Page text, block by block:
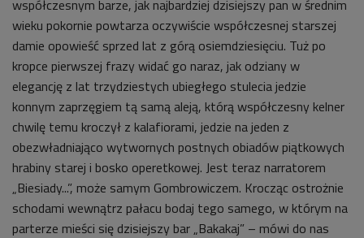
współczesnym barze, jak najbardziej dzisiejszy pan w średnim
wieku pokornie powtarza oczywiście współczesnej starszej
damie opowieść sprzed lat z górą osiemdziesięciu. Tuż po
kropce pierwszej frazy widać go naraz, jak odziany w
elegancję z lat trzydziestych ubiegłego stulecia jedzie
konnym zaprzęgiem tą samą aleją, którą współczesny kelner
chwilę temu kroczył z kalafiorami, jedzie na jeden z
obezwładniająco wytwornych postnych obiadów piątkowych
hrabiny starej i bosko operetkowej. Jest teraz narratorem
„Biesiady...”, może samym Gombrowiczem. Krocząc ostrożnie
schodami wewnątrz pałacu bodaj tego samego, w którym na
parterze mieści się dzisiejszy bar „Bakakaj” – mówi do nas